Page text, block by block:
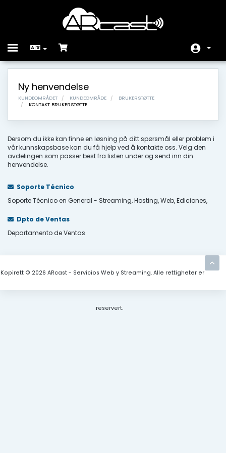
Toggle
Butikk
Kunnskapsbase
Nettverksstatus
Ny henvendelse
KUNDEOMRÅDET KUNDEOMRÅDE
BRUKERSTØTTE
KONTAKT BRUKERSTØTTE
Dersom du ikke kan finne en løsning på ditt spørsmål eller problem i
vår kunnskapsbase kan du få hjelp ved å kontakte oss. Velg den
avdelingen som passer best fra listen under og send inn din
henvendelse.
Soporte Técnico
Soporte Técnico en General - Streaming, Hosting, Web, Ediciones,
Dpto de Ventas
Departamento de Ventas
Kopirett © 2026 ARcast - Servicios Web y Streaming. Alle rettigheter er
reservert.